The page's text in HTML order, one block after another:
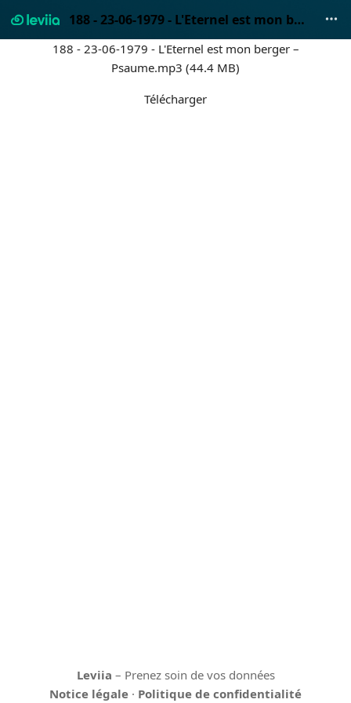
188 - 23-06-1979 - L'Eternel est mon berger – Psaume.mp3
188 - 23-06-1979 - L'Eternel est mon berger –
Psaume.mp3 (44.4 MB)
Télécharger
Leviia – Prenez soin de vos données
Notice légale · Politique de confidentialité